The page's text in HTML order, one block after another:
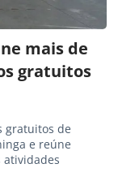
mais de
gratuitos
gratuitos de
e reúne
atividades